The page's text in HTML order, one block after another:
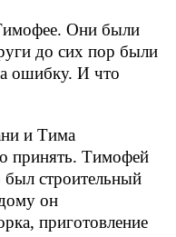
Они были
до сих пор были
ошибку. И что
и Тима
принять. Тимофей
был строительный
он
приготовление